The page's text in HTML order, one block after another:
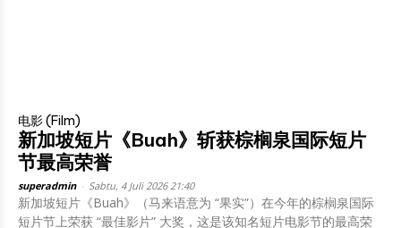
电影 (Film)
新加坡短片《Buah》斩获棕榈泉国际短片
节最高荣誉
superadmin Sabtu, 4 Juli 2026 21:40
新加坡短片《Buah》（马来语意为 “果实”）在今年的棕榈泉国际
短片节上荣获 “最佳影片” 大奖，这是该知名短片电影节的最高荣